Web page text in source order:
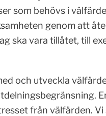
som behövs i
genom att
ska vara tillåtet, till
och utveckla
från välfärden. Vi